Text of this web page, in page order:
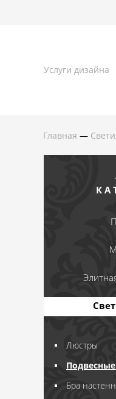
Услуги дизайна
Главная —
Люстры
Бра